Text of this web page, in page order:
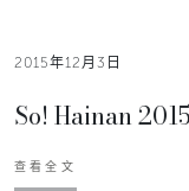
2015年12月3日
So! Hainan 2015
查看全文